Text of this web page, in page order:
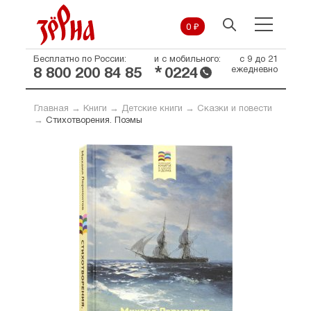
0 ₽
Бесплатно по России:
8 800 200 84 85
и с мобильного:
* 0224
с 9 до 21
ежедневно
Главная → Книги → Детские книги →
Сказки и повести
→ Стихотворения. Поэмы